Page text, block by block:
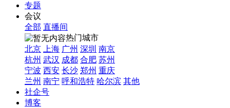
专题
会议
全部 直播间
热门城市
北京
上海 广州 深圳 南京
杭州 武汉 成都 合肥 苏州
宁波 西安 长沙 郑州 重庆
兰州 南宁 呼和浩特 哈尔滨 其他
社企号
博客